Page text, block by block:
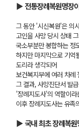
▶ 전통장례복원명장
그 동안 '시신복원'은 의
고인을 사망 당시 상태
국소부분만 봉합하는 정
하지만 마지막으로 기억
도리라 생각되어
보건복지부에 여러 차례
그 결과, 사망진단서 발
'장례지도사'의 역할이
이후 장례지도사는 유족
▶ 국내 최초 장례복원